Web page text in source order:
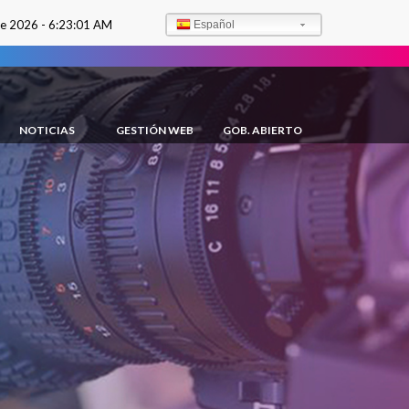
2026 - 6:23:02 AM Español
NOTICIAS GESTIÓN WEB GOB. ABIERTO